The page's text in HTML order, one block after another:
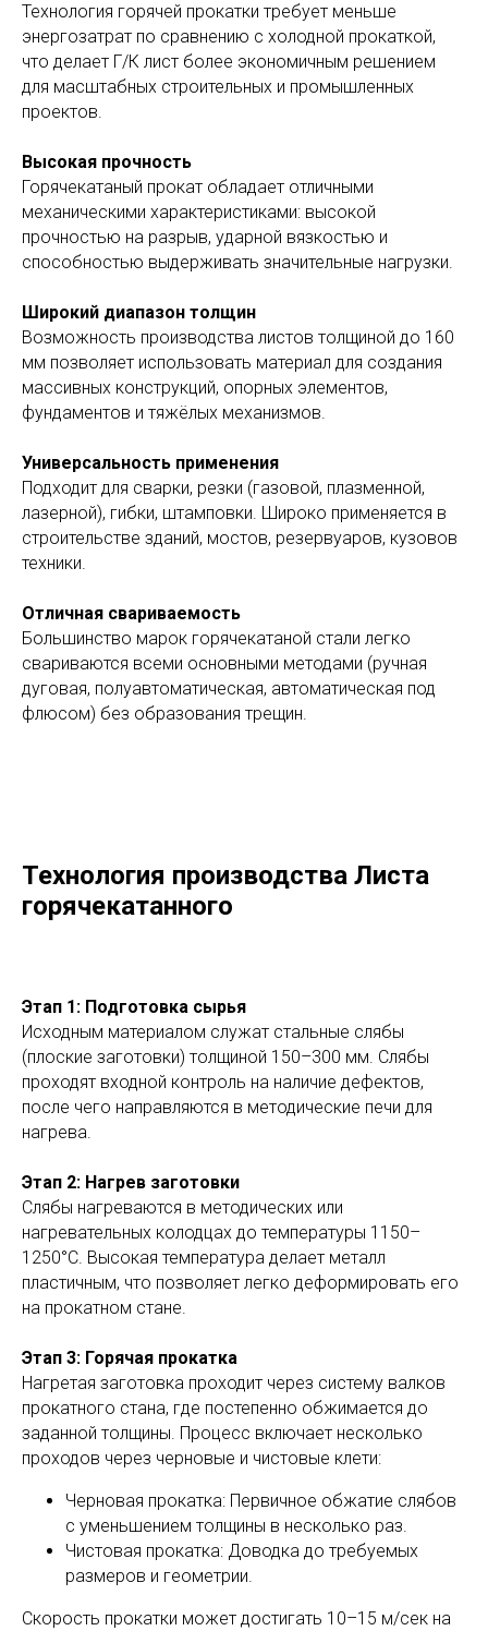
Технология горячей прокатки требует меньше
энергозатрат по сравнению с холодной прокаткой,
что делает Г/К лист более экономичным решением
для масштабных строительных и промышленных
проектов.
Высокая прочность
Горячекатаный прокат обладает отличными
механическими характеристиками: высокой
прочностью на разрыв, ударной вязкостью и
способностью выдерживать значительные нагрузки.
Широкий диапазон толщин
Возможность производства листов толщиной до 160
мм позволяет использовать материал для создания
массивных конструкций, опорных элементов,
фундаментов и тяжёлых механизмов.
Универсальность применения
Подходит для сварки, резки (газовой, плазменной,
лазерной), гибки, штамповки. Широко применяется в
строительстве зданий, мостов, резервуаров, кузовов
техники.
Отличная свариваемость
Большинство марок горячекатаной стали легко
свариваются всеми основными методами (ручная
дуговая, полуавтоматическая, автоматическая под
флюсом) без образования трещин.
Технология производства Листа
горячекатанного
Этап 1: Подготовка сырья
Исходным материалом служат стальные слябы
(плоские заготовки) толщиной 150–300 мм. Слябы
проходят входной контроль на наличие дефектов,
после чего направляются в методические печи для
нагрева.
Этап 2: Нагрев заготовки
Слябы нагреваются в методических или
нагревательных колодцах до температуры 1150–
1250°C. Высокая температура делает металл
пластичным, что позволяет легко деформировать его
на прокатном стане.
Этап 3: Горячая прокатка
Нагретая заготовка проходит через систему валков
прокатного стана, где постепенно обжимается до
заданной толщины. Процесс включает несколько
проходов через черновые и чистовые клети:
Черновая прокатка: Первичное обжатие слябов
с уменьшением толщины в несколько раз.
Чистовая прокатка: Доводка до требуемых
размеров и геометрии.
Скорость прокатки может достигать 10–15 м/сек на